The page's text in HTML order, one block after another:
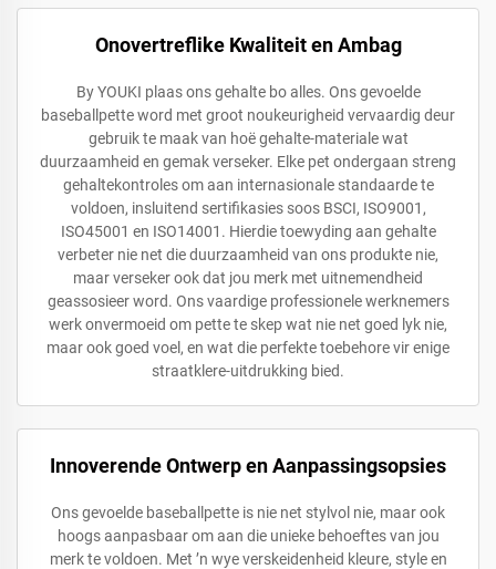
Onovertreflike Kwaliteit en Ambag
By YOUKI plaas ons gehalte bo alles. Ons gevoelde
baseballpette word met groot noukeurigheid vervaardig deur
gebruik te maak van hoë gehalte-materiale wat
duurzaamheid en gemak verseker. Elke pet ondergaan streng
gehaltekontroles om aan internasionale standaarde te
voldoen, insluitend sertifikasies soos BSCI, ISO9001,
ISO45001 en ISO14001. Hierdie toewyding aan gehalte
verbeter nie net die duurzaamheid van ons produkte nie,
maar verseker ook dat jou merk met uitnemendheid
geassosieer word. Ons vaardige professionele werknemers
werk onvermoeid om pette te skep wat nie net goed lyk nie,
maar ook goed voel, en wat die perfekte toebehore vir enige
straatklere-uitdrukking bied.
Innoverende Ontwerp en Aanpassingsopsies
Ons gevoelde baseballpette is nie net stylvol nie, maar ook
hoogs aanpasbaar om aan die unieke behoeftes van jou
merk te voldoen. Met ’n wye verskeidenheid kleure, style en